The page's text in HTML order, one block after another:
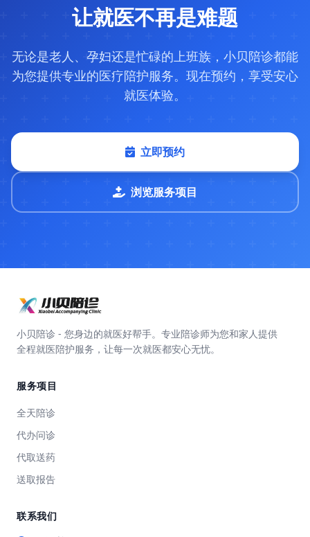
让就医不再是难题
无论是老人、孕妇还是忙碌的上班族，小贝陪诊都能
为您提供专业的医疗陪护服务。现在预约，享受安心
就医体验。
立即预约
浏览服务项目
小贝陪诊 - 您身边的就医好帮手。专业陪诊师为您和家人提供
全程就医陪护服务，让每一次就医都安心无忧。
服务项目
全天陪诊
代办问诊
代取送药
送取报告
联系我们